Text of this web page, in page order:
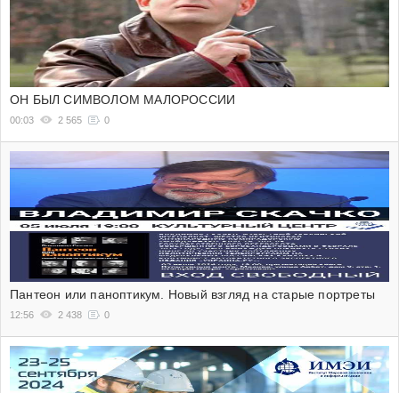
ОН БЫЛ СИМВОЛОМ МАЛОРОССИИ
00:03 2 565 0
Пантеон или паноптикум. Новый взгляд на старые портреты
12:56 2 438 0